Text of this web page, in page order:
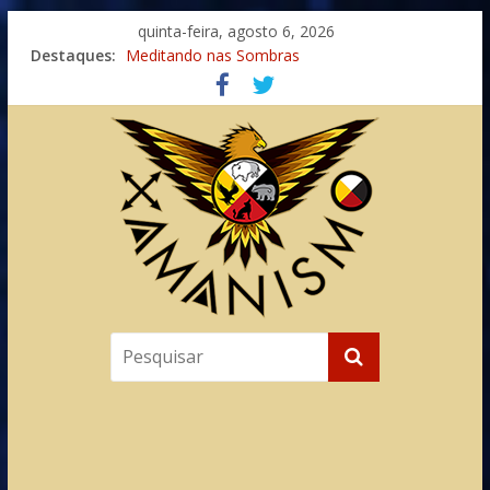
quinta-feira, agosto 6, 2026
Destaques: Meditando nas Sombras
Autosuficiência: A Jornada do Espírito Ancestral
Xamanismo Universal
Totens – Caminho Espiritual – Crescimento
Imaginação na Cura